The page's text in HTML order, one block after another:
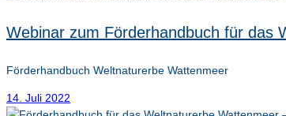
Webinar zum Förderhandbuch für das
Förderhandbuch Weltnaturerbe Wattenmeer
14. Juli 2022